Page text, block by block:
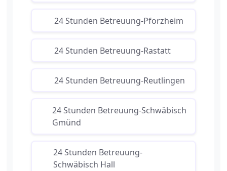
24 Stunden Betreuung-Pforzheim
24 Stunden Betreuung-Rastatt
24 Stunden Betreuung-Reutlingen
24 Stunden Betreuung-Schwäbisch
Gmünd
24 Stunden Betreuung-
Schwäbisch Hall